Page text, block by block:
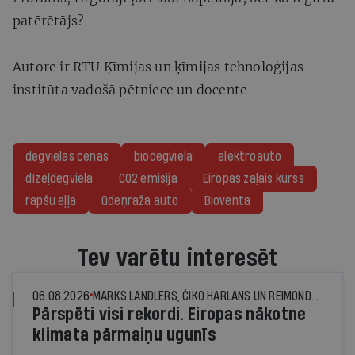
patērētājs?
Autore ir RTU Ķīmijas un ķīmijas tehnoloģijas
institūta vadošā pētniece un docente
degvielas cenas biodegviela
elektroauto
dīzeļdegviela
CO2 emisija
Eiropas zaļais kurss
rapšu eļļa
ūdeņraža auto Bioventa
Tev varētu interesēt
06.08.2026 MARKS LANDLERS, ČIKO HARLANS UN REIMONDS DŽUNS, © THE NEW YORK TIMES NEWS SERVICE
Pārspēti visi rekordi. Eiropas nākotne
klimata pārmaiņu ugunīs